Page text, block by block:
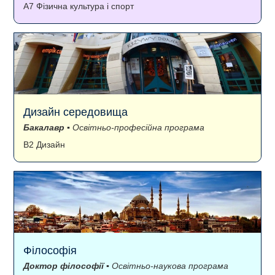
A7 Фізична культура і спорт
Дизайн середовища
Бакалавр ▪ Освітньо-професійна програма
B2 Дизайн
Філософія
Доктор філософії▪ Освітньо-наукова програма